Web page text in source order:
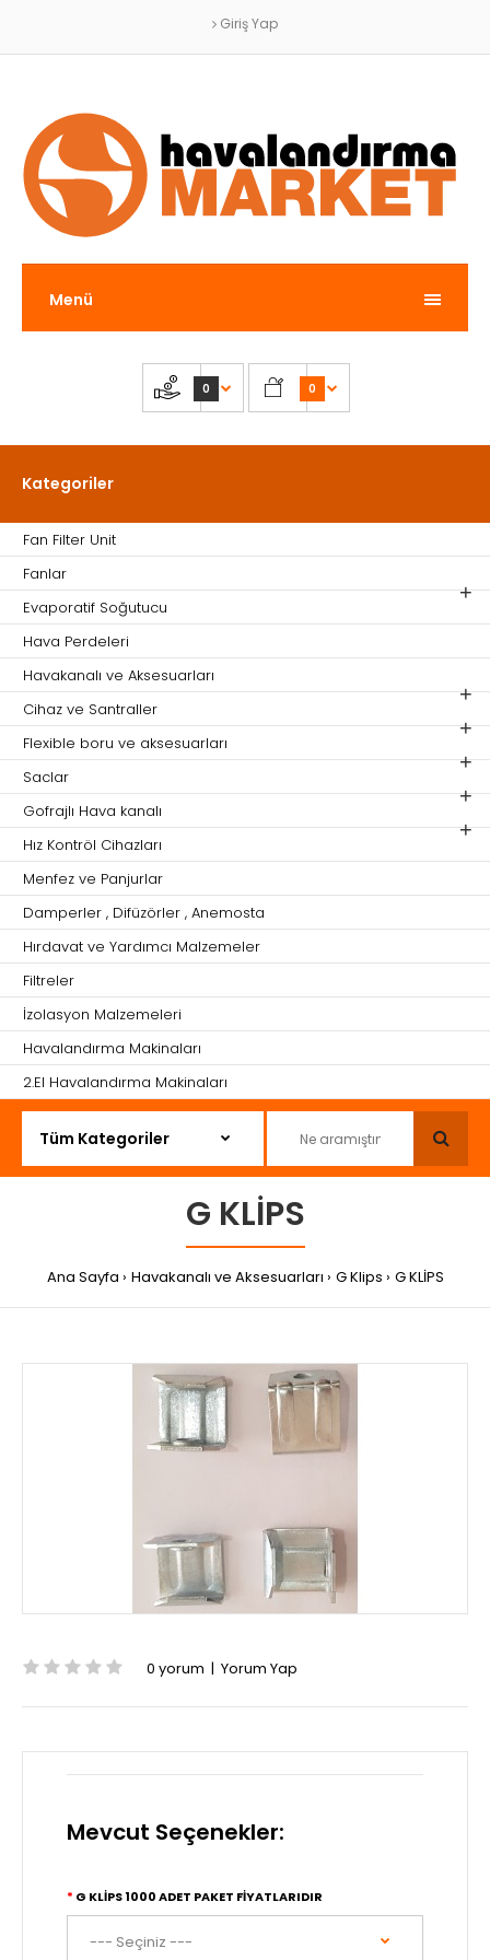
Giriş Yap
Menü
0 0
Kategoriler
Fan Filter Unit
Fanlar
Evaporatif Soğutucu
Hava Perdeleri
Havakanalı ve Aksesuarları
Cihaz ve Santraller
Flexible boru ve aksesuarları
Saclar
Gofrajlı Hava kanalı
Hız Kontröl Cihazları
Menfez ve Panjurlar
Damperler , Difüzörler , Anemosta
Hırdavat ve Yardımcı Malzemeler
Filtreler
İzolasyon Malzemeleri
Havalandırma Makinaları
2.El Havalandırma Makinaları
G KLİPS
Ana Sayfa Havakanalı ve Aksesuarları G Klips G KLİPS
0 yorum | Yorum Yap
Mevcut Seçenekler:
G KLİPS 1000 ADET PAKET FİYATLARIDIR